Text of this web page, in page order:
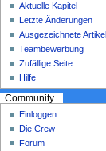
Aktuelle Kapitel
Letzte Änderungen
Ausgezeichnete Artikel
Teambewerbung
Zufällige Seite
Hilfe
Community
Einloggen
Die Crew
Forum